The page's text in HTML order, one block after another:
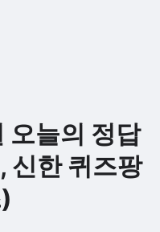
늘의 정답
신한 퀴즈팡